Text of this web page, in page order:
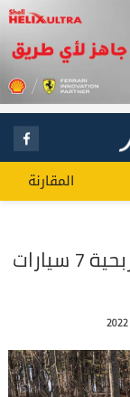
المقارنة
لاند روفر تُهدي المنظمات غير الربحية 7 سيارات